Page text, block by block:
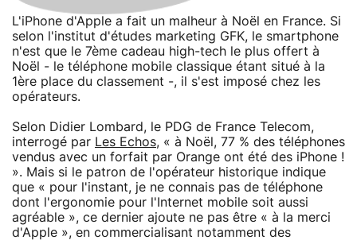
L'iPhone d'Apple a fait un malheur à Noël en France. Si
selon l'institut d'études marketing GFK, le smartphone
n'est que le 7ème cadeau high-tech le plus offert à
Noël - le téléphone mobile classique étant situé à la
1ère place du classement -, il s'est imposé chez les
opérateurs.
Selon Didier Lombard, le PDG de France Telecom,
interrogé par Les Echos, « à Noël, 77 % des téléphones
vendus avec un forfait par Orange ont été des iPhone !
». Mais si le patron de l'opérateur historique indique
que « pour l'instant, je ne connais pas de téléphone
dont l'ergonomie pour l'Internet mobile soit aussi
agréable », ce dernier ajoute ne pas être « à la merci
d'Apple », en commercialisant notamment des